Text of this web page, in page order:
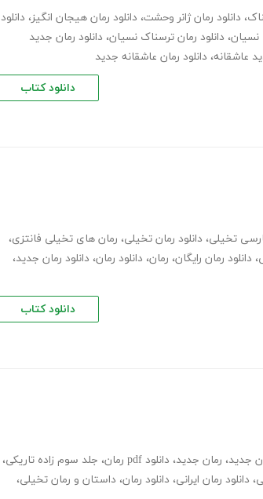
، دانلود رمان ژانر وحشت، دانلود رمان هیجان انگیز، دانلود
نسیان، دانلود رمان ترسناک نسیان، دانلود رمان جدید
عاشقانه، دانلود رمان عاشقانه جدید
دانلود کتاب
تخیلی، دانلود رمان تخیلی، رمان های تخیلی فانتزی،
، دانلود رمان رایگان، رمان، دانلود رمان، دانلود رمان جدید،
دانلود کتاب
جدید، رمان جدید، دانلود pdf رمان ، جلد سوم زاده تاریکی،
، دانلود رمان ایرانی، دانلود رمان، داستان و رمان تخیلی،